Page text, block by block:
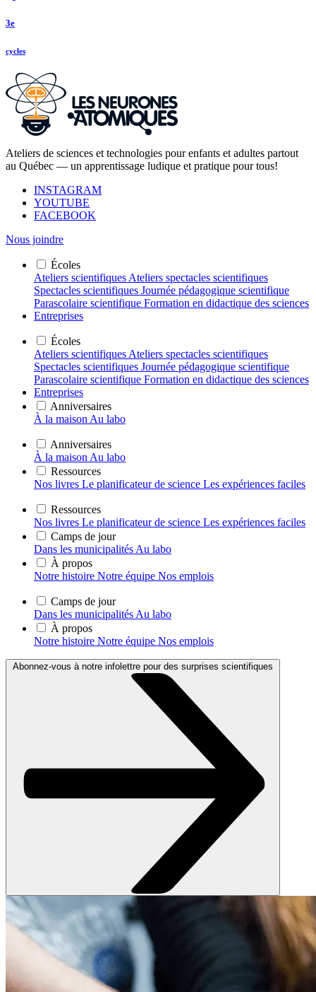
3e
cycles
Ateliers de sciences et technologies pour enfants et adultes partout
au Québec — un apprentissage ludique et pratique pour tous!
INSTAGRAM
YOUTUBE
FACEBOOK
Nous joindre
Écoles
Ateliers scientifiques Ateliers spectacles scientifiques
Spectacles scientifiques Journée pédagogique scientifique
Parascolaire scientifique Formation en didactique des sciences
Entreprises
Écoles
Ateliers scientifiques Ateliers spectacles scientifiques
Spectacles scientifiques Journée pédagogique scientifique
Parascolaire scientifique Formation en didactique des sciences
Entreprises
Anniversaires
À la maison Au labo
Anniversaires
À la maison Au labo
Ressources
Nos livres Le planificateur de science Les expériences faciles
Ressources
Nos livres Le planificateur de science Les expériences faciles
Camps de jour
Dans les municipalités Au labo
À propos
Notre histoire Notre équipe Nos emplois
Camps de jour
Dans les municipalités Au labo
À propos
Notre histoire Notre équipe Nos emplois
Abonnez-vous à notre infolettre pour des surprises scientifiques